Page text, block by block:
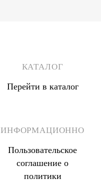
КАТАЛОГ
Перейти в каталог
ИНФОРМАЦИОННО
Пользовательское
соглашение о
политики